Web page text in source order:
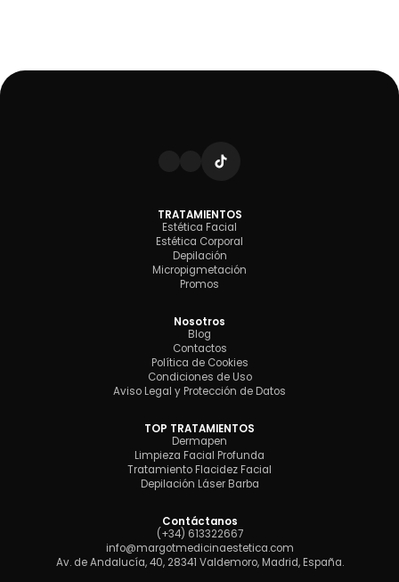
TRATAMIENTOS
Estética Facial
Estética Corporal
Depilación
Micropigmetación
Promos
Nosotros
Blog
Contactos
Política de Cookies
Condiciones de Uso
Aviso Legal y Protección de Datos
TOP TRATAMIENTOS
Dermapen
Limpieza Facial Profunda
Tratamiento Flacidez Facial
Depilación Láser Barba
Contáctanos
(+34) 613322667
info@margotmedicinaestetica.com
Av. de Andalucía, 40, 28341 Valdemoro, Madrid, España.